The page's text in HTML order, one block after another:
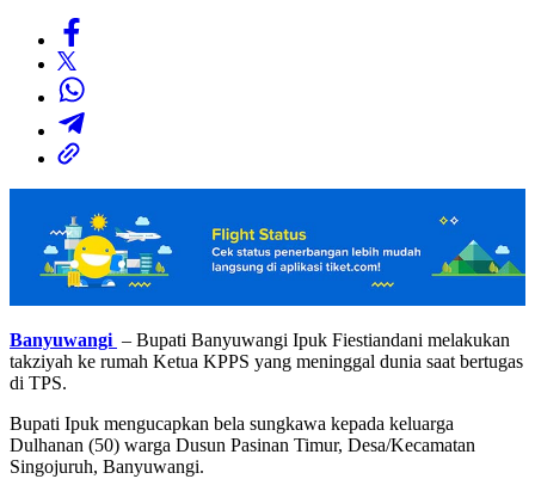
Banyuwangi – Bupati Banyuwangi Ipuk Fiestiandani melakukan
takziyah ke rumah Ketua KPPS yang meninggal dunia saat bertugas
di TPS.
Bupati Ipuk mengucapkan bela sungkawa kepada keluarga
Dulhanan (50) warga Dusun Pasinan Timur, Desa/Kecamatan
Singojuruh, Banyuwangi.